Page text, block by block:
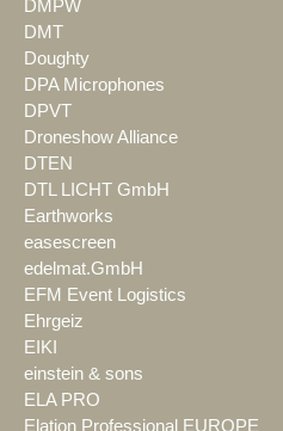
DMPW
DMT
Doughty
DPA Microphones
DPVT
Droneshow Alliance
DTEN
DTL LICHT GmbH
Earthworks
easescreen
edelmat.GmbH
EFM Event Logistics
Ehrgeiz
EIKI
einstein & sons
ELA PRO
Elation Professional EUROPE